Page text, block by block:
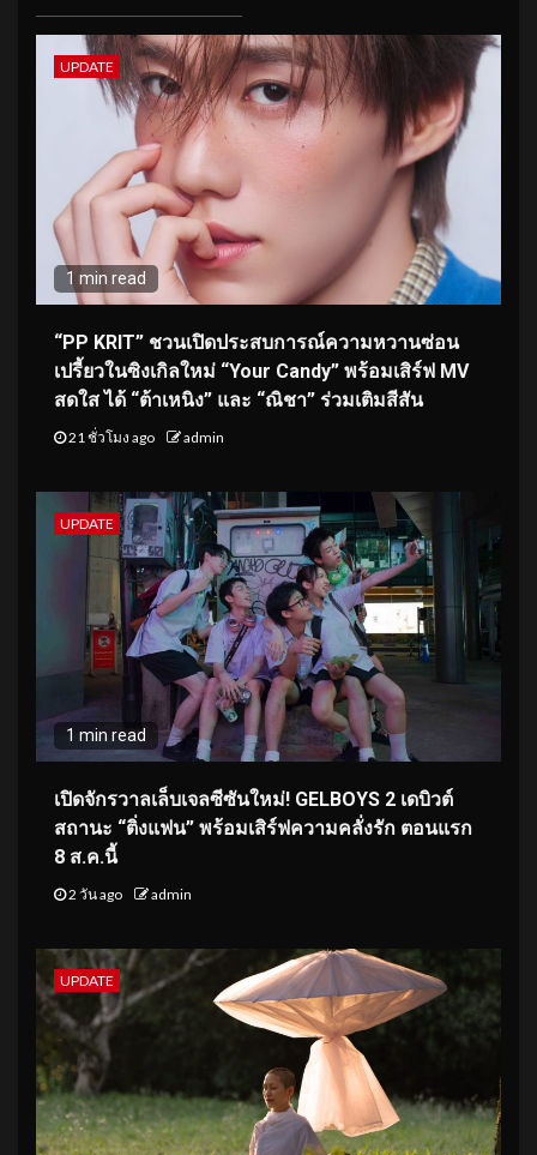
UPDATE
1 min read
“PP KRIT” ชวนเปิดประสบการณ์ความหวานซ่อน
เปรี้ยวในซิงเกิลใหม่ “Your Candy” พร้อมเสิร์ฟ MV
สดใส ได้ “ต้าเหนิง” และ “ณิชา” ร่วมเติมสีสัน
21 ชั่วโมง ago admin
UPDATE
1 min read
เปิดจักรวาลเล็บเจลซีซันใหม่! GELBOYS 2 เดบิวต์
สถานะ “ติ่งแฟน” พร้อมเสิร์ฟความคลั่งรัก ตอนแรก
8 ส.ค.นี้
2 วัน ago admin
UPDATE